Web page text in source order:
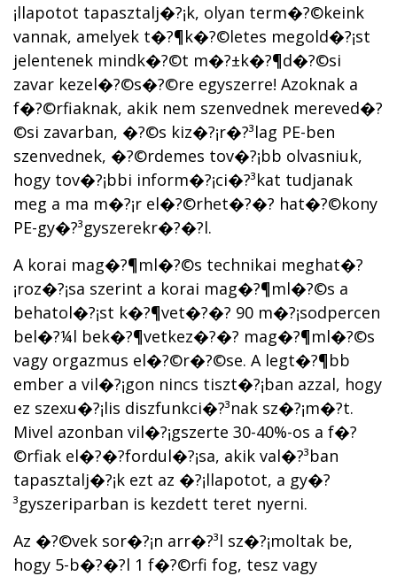
¡llapotot tapasztalj�?¡k, olyan term�?©keink
vannak, amelyek t�?¶k�?©letes megold�?¡st
jelentenek mindk�?©t m�?±k�?¶d�?©si
zavar kezel�?©s�?©re egyszerre! Azoknak a
f�?©rfiaknak, akik nem szenvednek mereved�?
©si zavarban, �?©s kiz�?¡r�?³lag PE-ben
szenvednek, �?©rdemes tov�?¡bb olvasniuk,
hogy tov�?¡bbi inform�?¡ci�?³kat tudjanak
meg a ma m�?¡r el�?©rhet�?�? hat�?©kony
PE-gy�?³gyszerekr�?�?l.
A korai mag�?¶ml�?©s technikai meghat�?
¡roz�?¡sa szerint a korai mag�?¶ml�?©s a
behatol�?¡st k�?¶vet�?�? 90 m�?¡sodpercen
bel�?¼l bek�?¶vetkez�?�? mag�?¶ml�?©s
vagy orgazmus el�?©r�?©se. A legt�?¶bb
ember a vil�?¡gon nincs tiszt�?¡ban azzal, hogy
ez szexu�?¡lis diszfunkci�?³nak sz�?¡m�?­t.
Mivel azonban vil�?¡gszerte 30-40%-os a f�?
©rfiak el�?�?fordul�?¡sa, akik val�?³ban
tapasztalj�?¡k ezt az �?¡llapotot, a gy�?
³gyszeriparban is kezdett teret nyerni.
Az �?©vek sor�?¡n arr�?³l sz�?¡moltak be,
hogy 5-b�?�?l 1 f�?©rfi fog, tesz vagy